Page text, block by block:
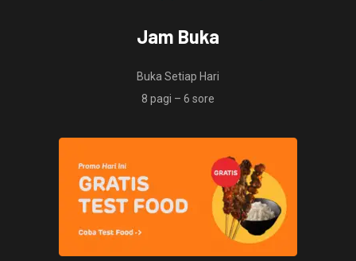
Jam Buka
Buka Setiap Hari
8 pagi – 6 sore